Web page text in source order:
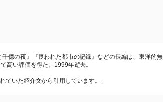
億の夜』『喪われた都市の記録』などの長編は、東洋的無
高い評価を得た。1999年逝去。
ていた紹介文から引用しています。」